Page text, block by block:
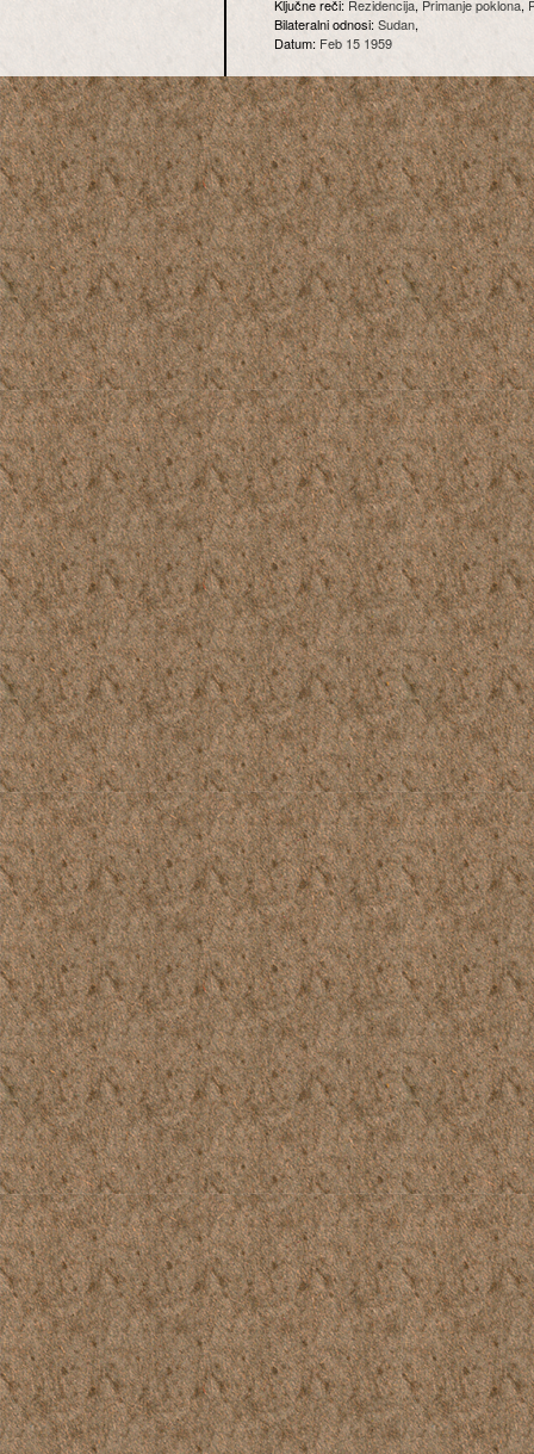
Ključne reči: Rezidencija, Primanje poklona,
Bilateralni odnosi:Sudan,
Datum: Feb 15 1959